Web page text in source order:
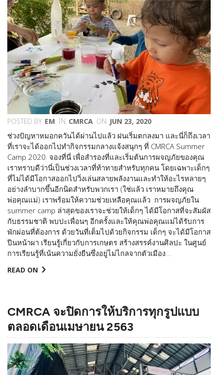
POSTED BY EM IN CMRCA ON JUN 23, 2020
ช่วงปัญหาหมอกควันได้ผ่านไปแล้ว ฝนเริ่มตกลงมา และนี่ก็ถึงเวลา
ที่เราจะได้ออกไปทำกิจกรรมกลางแจ้งสนุกๆ ที่ CMRCA Summer
Camp 2020. จองที่นี่ เพื่อสำรองที่และเริ่มต้นการผจญภัยของคุณ
เราทราบดีว่านี่เป็นช่วงเวลาที่ท้าทายสำหรับทุกคน โดยเฉพาะเด็กๆ
ที่ไม่ได้มีโอกาสออกไปวิ่งเล่นสลายพลังงานและทำให้อะไรหลายๆ
อย่างลำบากขึ้นอีกนิดสำหรับพวกเรา (ใช่แล้ว เราหมายถึงคุณ
พ่อคุณแม่) เราพร้อมให้ความช่วยเหลือคุณแล้ว การผจญภัยใน
summer camp ล่าสุดของเราจะช่วยให้เด็กๆ ได้มีโอกาสที่จะสัมผัส
กับธรรมชาติ พบปะเพื่อนๆ อีกครั้งและให้คุณพ่อคุณแม่ได้รับการ
พักผ่อนที่ต้องการ ด้วยวันที่เต็มไปด้วยกิจกรรม เด็กๆ จะได้มีโอกาส
ปีนหน้าผา เรียนรู้เกี่ยวกับการเกษตร สร้างสรรค์งานศิลปะ ในศูนย์
การเรียนรู้ที่เน้นความยั่งยืนซึ่งอยู่ไม่ไกลจากตัวเมือง…
READ ON
CMRCA จะปิดการให้บริการทุกรูปแบบ
ตลอดเดือนเมษายน 2563